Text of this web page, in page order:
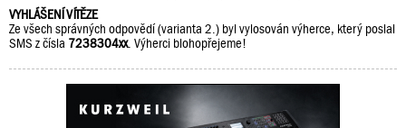
VYHLÁŠENÍ VÍTĚZE
Ze všech správných odpovědí (varianta 2.) byl vylosován výherce, který poslal
SMS z čísla 7238304xx. Výherci blohopřejeme!